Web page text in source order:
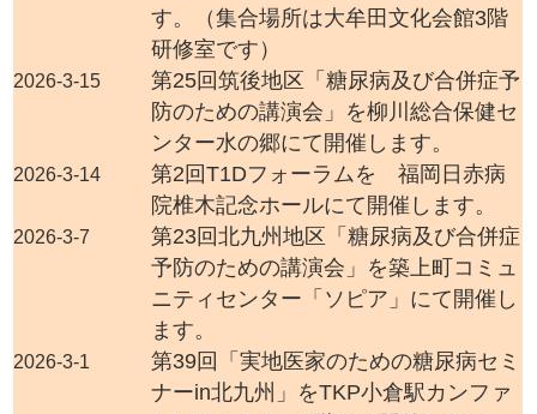
す。（集合場所は大牟田文化会館3階
研修室です）
2026-3-15
第25回筑後地区「糖尿病及び合併症予
防のための講演会」を柳川総合保健セ
ンター水の郷にて開催します。
2026-3-14
第2回T1Dフォーラムを 福岡日赤病
院椎木記念ホールにて開催します。
2026-3-7
第23回北九州地区「糖尿病及び合併症
予防のための講演会」を築上町コミュ
ニティセンター「ソピア」にて開催し
ます。
2026-3-1
第39回「実地医家のための糖尿病セミ
ナーin北九州」をTKP小倉駅カンファ